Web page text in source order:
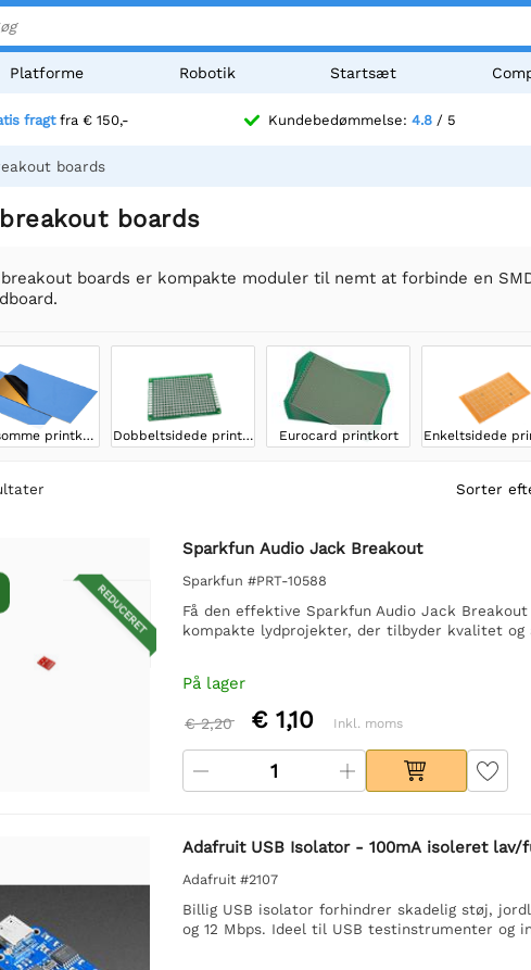
Platforme Robotik Startsæt
fragtfra € 150,- Kundebedømmelse: 4.8 / 5
boards
breakout boards
breakout boards er kompakte moduler til nemt at forbinde en
Lysfølsomme printkort Dobbeltsidede printplader Eurocard printkort
Sorter
REDUCERET
Sparkfun Audio Jack Breakout
Sparkfun #PRT-10588
Få den effektive Sparkfun Audio Jack
kompakte lydprojekter, der tilbyder kvalitet og
På lager
€ 2,20 € 1,10 Inkl. moms
Adafruit USB Isolator - 100mA isoleret lav/
Adafruit #2107
Billig USB isolator forhindrer skadelig støj,
og 12 Mbps. Ideel til USB testinstrumenter og